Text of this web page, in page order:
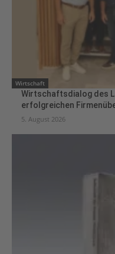
Wirtschaft
Wirtschaftsdialog des
erfolgreichen
5. August 2026